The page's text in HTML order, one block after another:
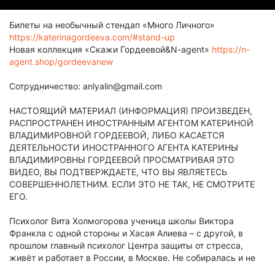
Билеты на необычный стендап «Много Личного»
https://katerinagordeeva.com/#stand-up
Новая коллекция «Скажи Гордеевой&N-agent» https://n-
agent.shop/gordeevanew
Сотрудничество: anlyalin@gmail.com
НАСТОЯЩИЙ МАТЕРИАЛ (ИНФОРМАЦИЯ) ПРОИЗВЕДЕН,
РАСПРОСТРАНЕН ИНОСТРАННЫМ АГЕНТОМ КАТЕРИНОЙ
ВЛАДИМИРОВНОЙ ГОРДЕЕВОЙ, ЛИБО КАСАЕТСЯ
ДЕЯТЕЛЬНОСТИ ИНОСТРАННОГО АГЕНТА КАТЕРИНЫ
ВЛАДИМИРОВНЫ ГОРДЕЕВОЙ ПРОСМАТРИВАЯ ЭТО
ВИДЕО, ВЫ ПОДТВЕРЖДАЕТЕ, ЧТО ВЫ ЯВЛЯЕТЕСЬ
СОВЕРШЕННОЛЕТНИМ. ЕСЛИ ЭТО НЕ ТАК, НЕ СМОТРИТЕ
ЕГО.
Психолог Вита Холмогорова ученица школы Виктора
Франкла с одной стороны и Хасая Алиева – с другой, в
прошлом главный психолог Центра защиты от стресса,
живёт и работает в России, в Москве. Не собиралась и не